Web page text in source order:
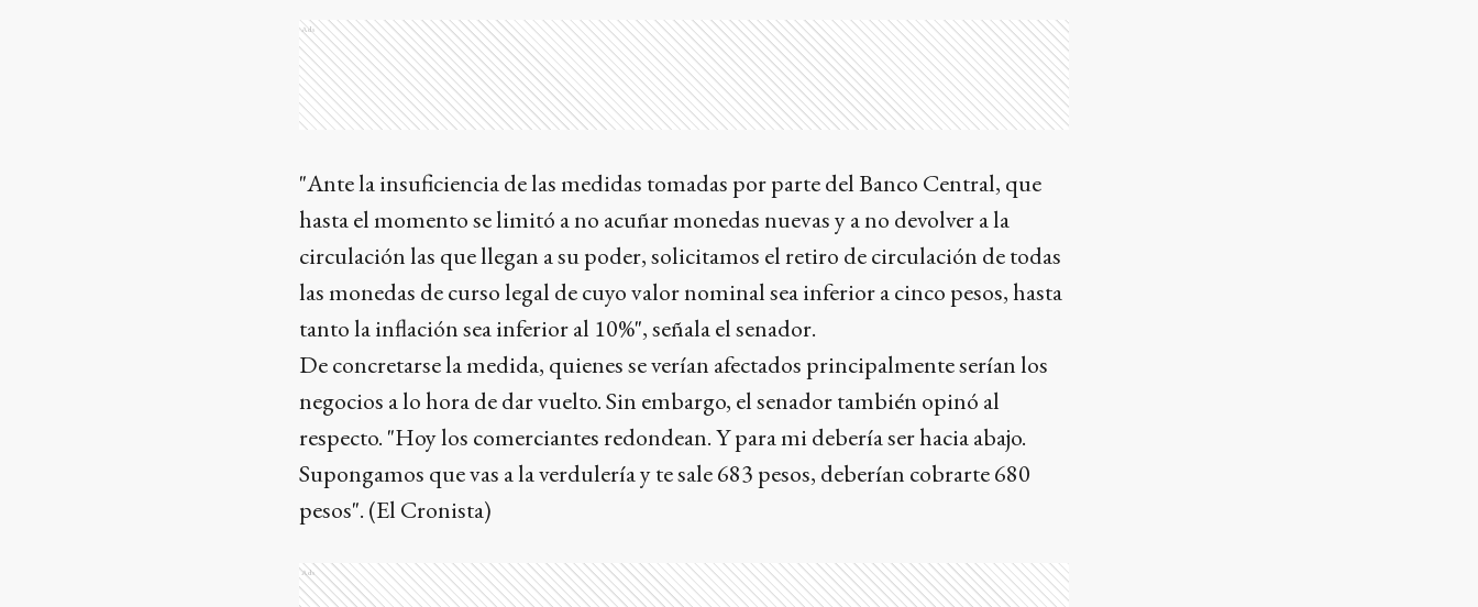
Ads
"Ante la insuficiencia de las medidas tomadas por parte del Banco Central, que
hasta el momento se limitó a no acuñar monedas nuevas y a no devolver a la
circulación las que llegan a su poder, solicitamos el retiro de circulación de todas
las monedas de curso legal de cuyo valor nominal sea inferior a cinco pesos, hasta
tanto la inflación sea inferior al 10%", señala el senador.
De concretarse la medida, quienes se verían afectados principalmente serían los
negocios a lo hora de dar vuelto. Sin embargo, el senador también opinó al
respecto. "Hoy los comerciantes redondean. Y para mi debería ser hacia abajo.
Supongamos que vas a la verdulería y te sale 683 pesos, deberían cobrarte 680
pesos". (El Cronista)
Ads